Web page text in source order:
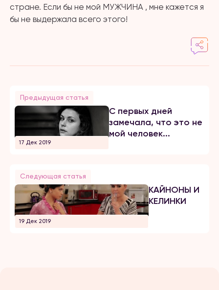
стране. Если бы не мой МУЖЧИНА , мне кажется я
бы не выдержала всего этого!
Предыдущая статья
17 Дек 2019
С первых дней
замечала, что это не
мой человек...
Следующая статья
19 Дек 2019
КАЙНОНЫ И
КЕЛИНКИ